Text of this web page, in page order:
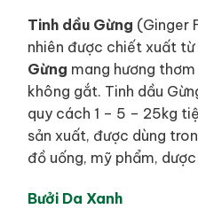
Tinh dầu Gừng (Ginger
nhiên được chiết xuất từ
Gừng mang hương
không gắt. Tinh dầu
quy cách 1 – 5 – 25kg
sản xuất, được dùng
đồ uống, mỹ phẩm,
Bưởi Da Xanh